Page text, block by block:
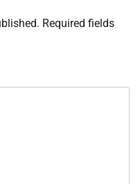
Required fields